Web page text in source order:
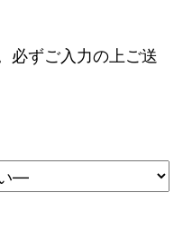
必ずご入力の上ご送